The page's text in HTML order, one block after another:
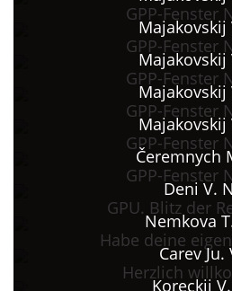
GPP-Fenster
Majakovskij
GPP-Fenster
Majakovskij
GPP-Fenster
Majakovskij
GPP-Fenster
Majakovskij
GPP-Fenster
Čeremnych
GPP-Fenster
Deni V.
GPU. Blitz der
Nemkova
Habe deine
Carev Ju.
Herzlich
Koreckij